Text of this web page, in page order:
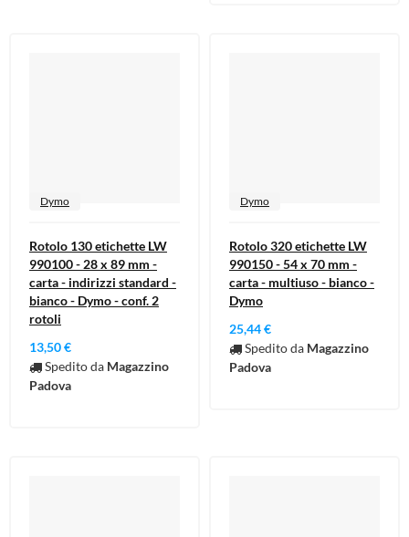
Dymo
Rotolo 130 etichette LW
990100 - 28 x 89 mm -
carta - indirizzi standard -
bianco - Dymo - conf. 2
rotoli
13,50 €
Spedito da Magazzino
Padova
Dymo
Rotolo 320 etichette LW
990150 - 54 x 70 mm -
carta - multiuso - bianco -
Dymo
25,44 €
Spedito da Magazzino
Padova